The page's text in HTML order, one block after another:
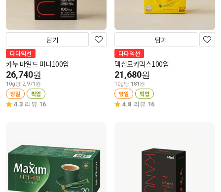
담기
다다익선
카누 마일드 미니100입
26,740원
10g당 2,971원
당일 픽업
4.3 리뷰 16
담기
다다익선
맥심모카믹스100입
21,680원
10g당 181원
당일 픽업
4.8 리뷰 16